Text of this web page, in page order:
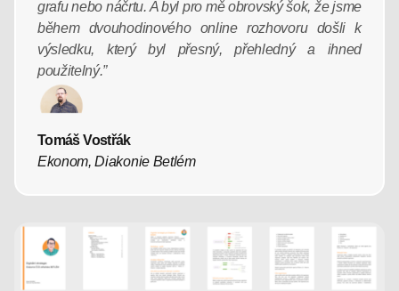
grafu nebo náčrtu. A byl pro mě obrovský šok, že jsme
během dvouhodinového online rozhovoru došli k
výsledku, který byl přesný, přehledný a ihned
použitelný.”
Tomáš Vostřák
Ekonom, Diakonie Betlém